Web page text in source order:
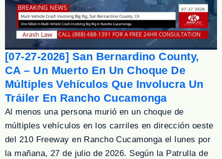
[07-27-2026] San Bernardino County,
CA – Un Muerto En Un Choque De
Múltiples Vehículos Que Involucra Un
Tráiler En Rancho Cucamonga
Al menos una persona murió en un choque de
múltiples vehículos en los carriles en dirección oeste
del 210 Freeway en Rancho Cucamonga el lunes por
la mañana, 27 de julio de 2026. Según la Patrulla de